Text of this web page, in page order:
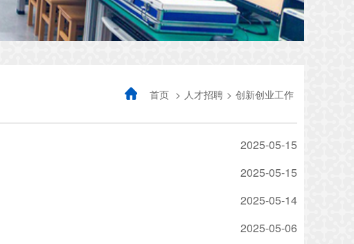
首页 > 人才招聘 > 创新创业工作
2025-05-15
2025-05-15
2025-05-14
2025-05-06